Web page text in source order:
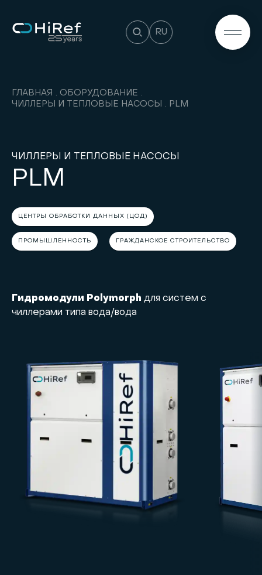
RU
ГЛАВНАЯ
ОБОРУДОВАНИЕ
ЧИЛЛЕРЫ И ТЕПЛОВЫЕ НАСОСЫ
PLM
ЧИЛЛЕРЫ И ТЕПЛОВЫЕ НАСОСЫ
PLM
ЦЕНТРЫ ОБРАБОТКИ ДАННЫХ (ЦОД)
ПРОМЫШЛЕННОСТЬ ГРАЖДАНСКОЕ СТРОИТЕЛЬСТВО
Гидромодули Polymorph для систем с
чиллерами типа вода/вода